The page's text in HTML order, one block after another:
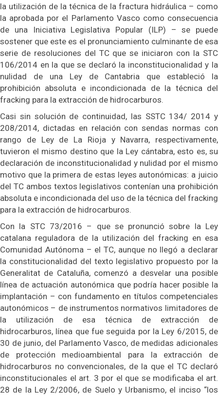
la utilización de la técnica de la fractura hidráulica – como
la aprobada por el Parlamento Vasco como consecuencia
de una Iniciativa Legislativa Popular (ILP) – se puede
sostener que este es el pronunciamiento culminante de esa
serie de resoluciones del TC que se iniciaron con la STC
106/2014 en la que se declaró la inconstitucionalidad y la
nulidad de una Ley de Cantabria que estableció la
prohibición absoluta e incondicionada de la técnica del
fracking para la extracción de hidrocarburos.
Casi sin solución de continuidad, las SSTC 134/ 2014 y
208/2014, dictadas en relación con sendas normas con
rango de Ley de La Rioja y Navarra, respectivamente,
tuvieron el mismo destino que la Ley cántabra, esto es, su
declaración de inconstitucionalidad y nulidad por el mismo
motivo que la primera de estas leyes autonómicas: a juicio
del TC ambos textos legislativos contenían una prohibición
absoluta e incondicionada del uso de la técnica del fracking
para la extracción de hidrocarburos.
Con la STC 73/2016 – que se pronunció sobre la Ley
catalana reguladora de la utilización del fracking en esa
Comunidad Autónoma – el TC, aunque no llegó a declarar
la constitucionalidad del texto legislativo propuesto por la
Generalitat de Cataluña, comenzó a desvelar una posible
línea de actuación autonómica que podría hacer posible la
implantación – con fundamento en títulos competenciales
autonómicos – de instrumentos normativos limitadores de
la utilización de esa técnica de extracción de
hidrocarburos, línea que fue seguida por la Ley 6/2015, de
30 de junio, del Parlamento Vasco, de medidas adicionales
de protección medioambiental para la extracción de
hidrocarburos no convencionales, de la que el TC declaró
inconstitucionales el art. 3 por el que se modificaba el art.
28 de la Ley 2/2006, de Suelo y Urbanismo, el inciso “los